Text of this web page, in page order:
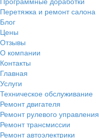
Перетяжка и ремонт салона
Блог
Цены
Отзывы
О компании
Контакты
Главная
Услуги
Техническое обслуживание
Ремонт двигателя
Ремонт рулевого управления
Ремонт трансмиссии
Ремонт автоэлектрики